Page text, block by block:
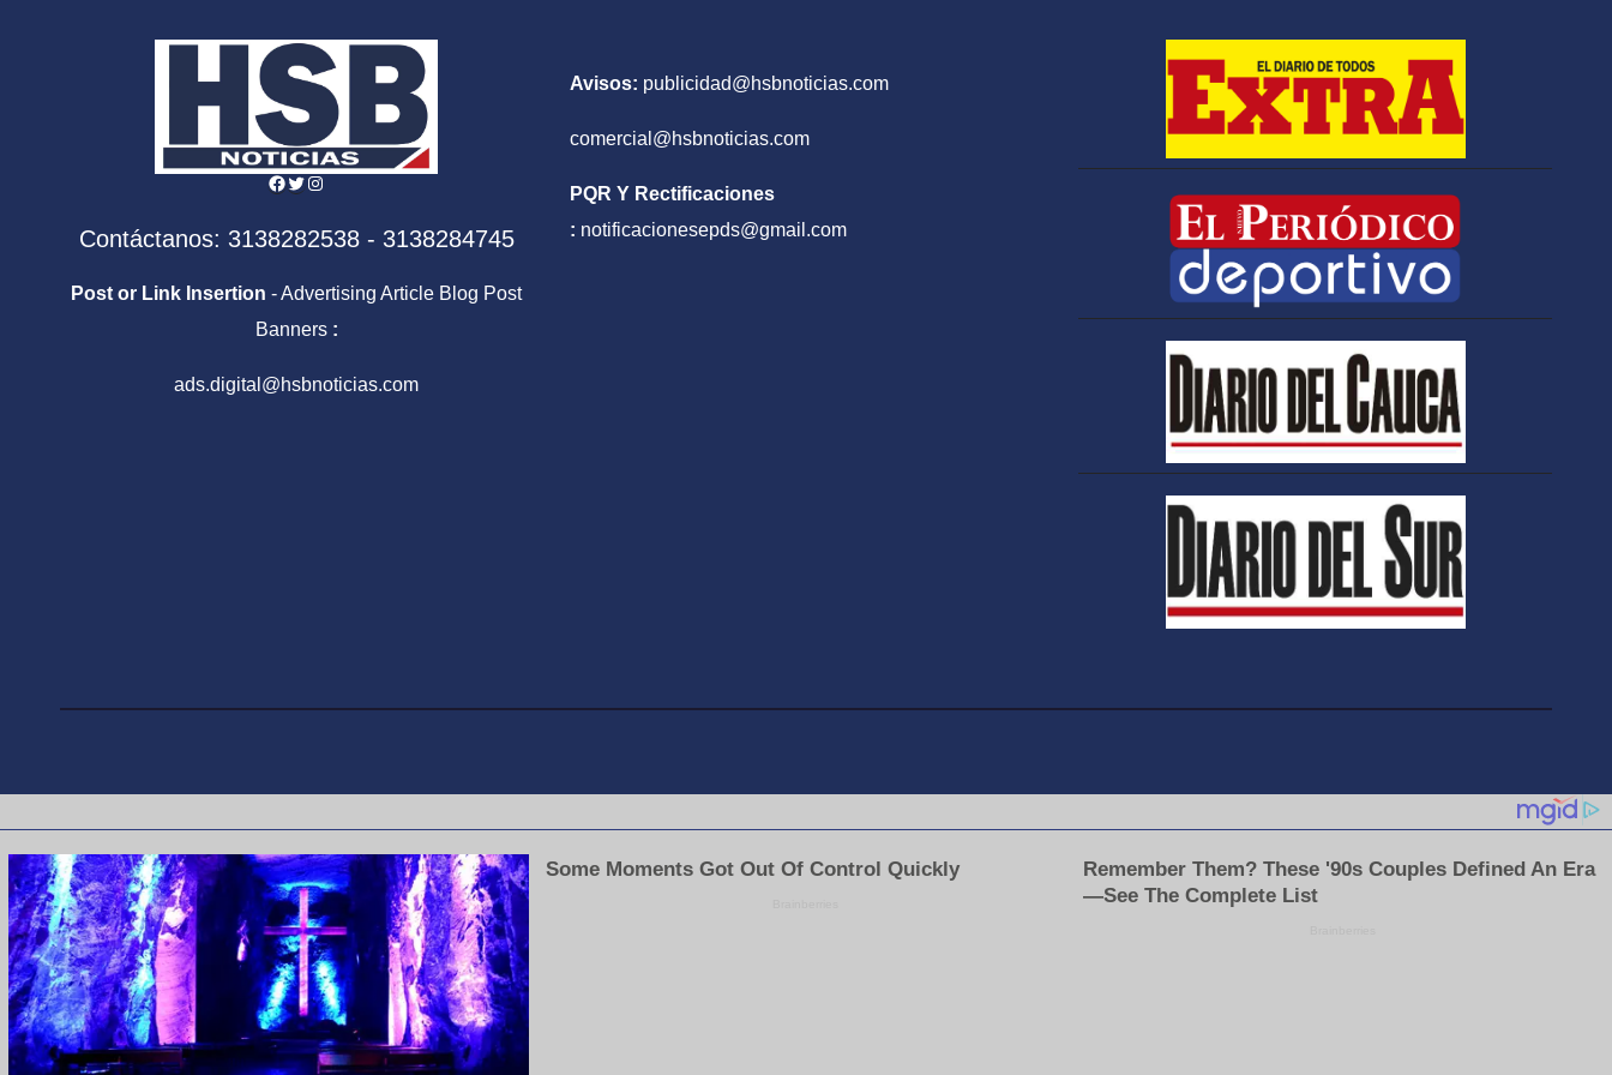
Facebook
Twitter
Instagram
Contáctanos: 3138282538 - 3138284745
Post or Link Insertion - Advertising Article Blog Post
Banners :
ads.digital@hsbnoticias.com
Avisos: publicidad@hsbnoticias.com
comercial@hsbnoticias.com
PQR Y Rectificaciones
: notificacionesepds@gmail.com